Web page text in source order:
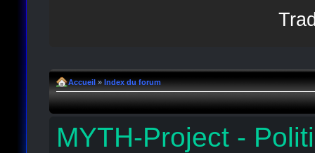
Accueil » Index du forum
MYTH-Project -